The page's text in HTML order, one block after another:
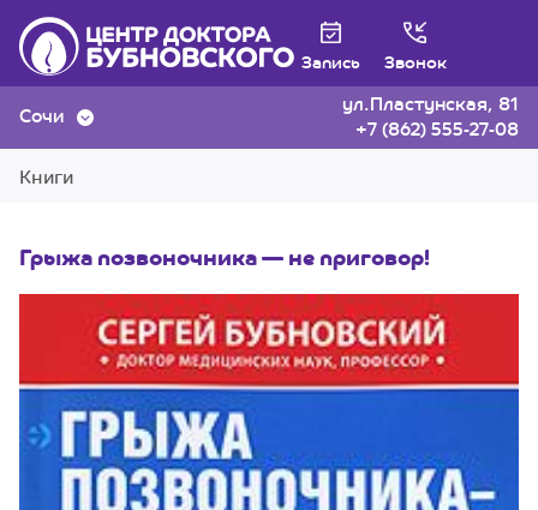
ул.Пластунская, 81
+7 (862) 555-27-08
Запись Звонок
Сочи
Книги
Грыжа позвоночника — не приговор!